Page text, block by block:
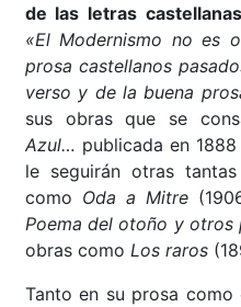
de las letras castellanas
«El Modernismo no es
prosa castellanos
verso y de la buena
sus obras que se
Azul… publicada en
le seguirán otras
como Oda a Mitre
Poema del otoño y otros
obras como Los raros
Tanto en su prosa